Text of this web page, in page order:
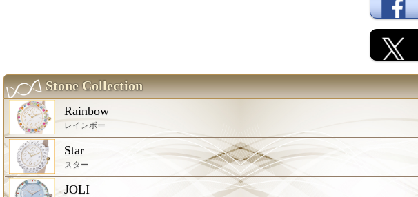
Stone Collection
Rainbow
レインボー
Star
スター
JOLI